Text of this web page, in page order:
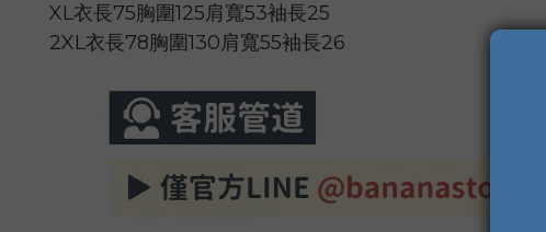
XL衣長75胸圍125肩寬53袖長25
2XL衣長78胸圍130肩寬55袖長26